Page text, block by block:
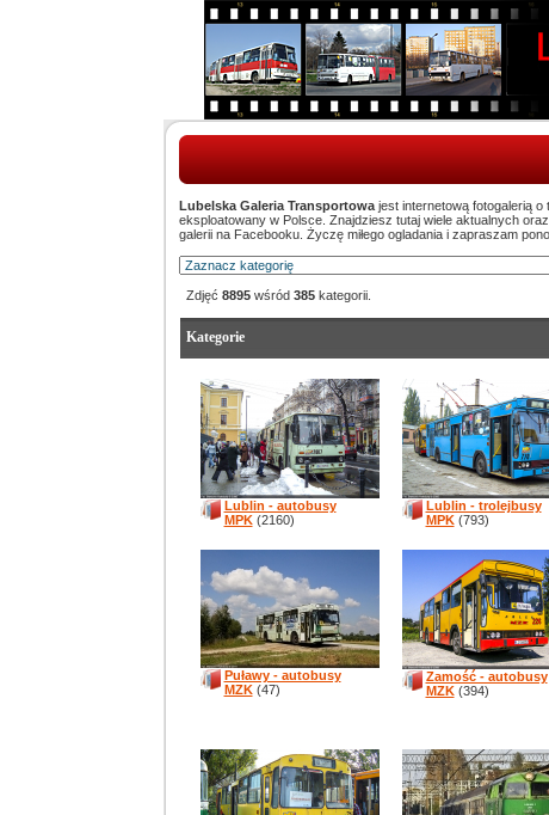
Lubelska Galeria Transportowajest internetową fotogalerią o
eksploatowany w Polsce. Znajdziesz tutaj wiele aktualnych
galerii na Facebooku. Życzę miłego ogladania i zapraszam
Zdjęć 8895wśród 385kategorii.
Kategorie
Lublin - autobusy
MPK(2160)
Lublin - trolejbusy
MPK(793)
Puławy - autobusy
MZK(47)
Zamość - autobusy
MZK(394)